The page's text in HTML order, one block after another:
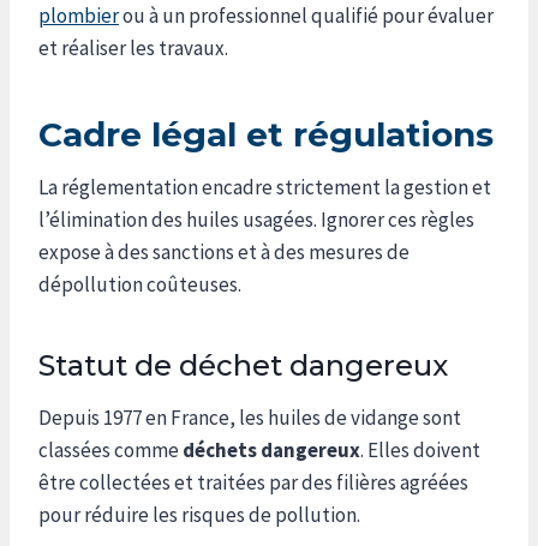
plombierou à un professionnel qualifié pour évaluer
et réaliser les travaux.
Cadre légal et régulations
La réglementation encadre strictement la gestion et
l’élimination des huiles usagées. Ignorer ces règles
expose à des sanctions et à des mesures de
dépollution coûteuses.
Statut de déchet dangereux
Depuis 1977 en France, les huiles de vidange sont
classées commedéchets dangereux. Elles doivent
être collectées et traitées par des filières agréées
pour réduire les risques de pollution.